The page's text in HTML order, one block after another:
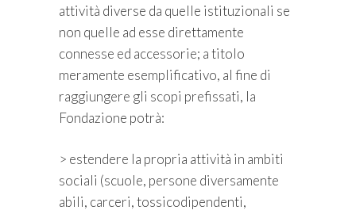
attività diverse da quelle istituzionali se
non quelle ad esse direttamente
connesse ed accessorie; a titolo
meramente esemplificativo, al fine di
raggiungere gli scopi prefissati, la
Fondazione potrà:
> estendere la propria attività in ambiti
sociali (scuole, persone diversamente
abili, carceri, tossicodipendenti,